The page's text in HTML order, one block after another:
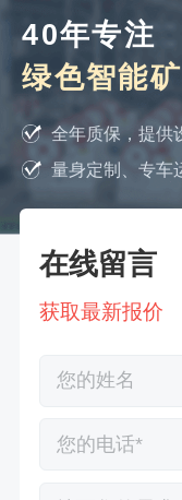
40年专注
绿色智能
全年质保，提供
量身定制、专车
在线留言
获取最新报价